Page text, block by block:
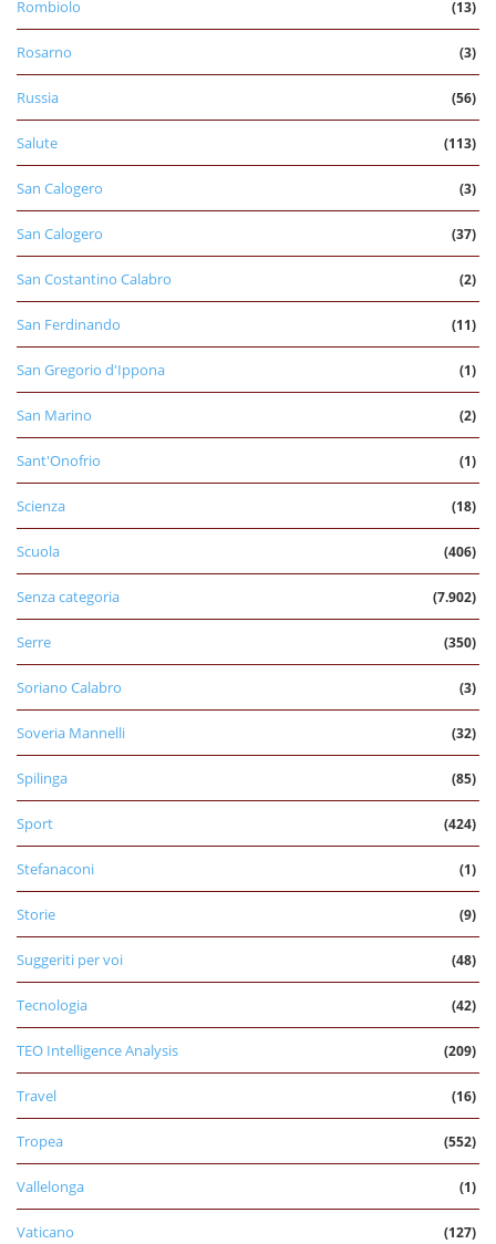
Rombiolo (13)
Rosarno (3)
Russia (56)
Salute (113)
San Calogero (3)
San Calogero (37)
San Costantino Calabro (2)
San Ferdinando (11)
San Gregorio d'Ippona (1)
San Marino (2)
Sant'Onofrio (1)
Scienza (18)
Scuola (406)
Senza categoria (7.902)
Serre (350)
Soriano Calabro (3)
Soveria Mannelli (32)
Spilinga (85)
Sport (424)
Stefanaconi (1)
Storie (9)
Suggeriti per voi (48)
Tecnologia (42)
TEO Intelligence Analysis (209)
Travel (16)
Tropea (552)
Vallelonga (1)
Vaticano (127)